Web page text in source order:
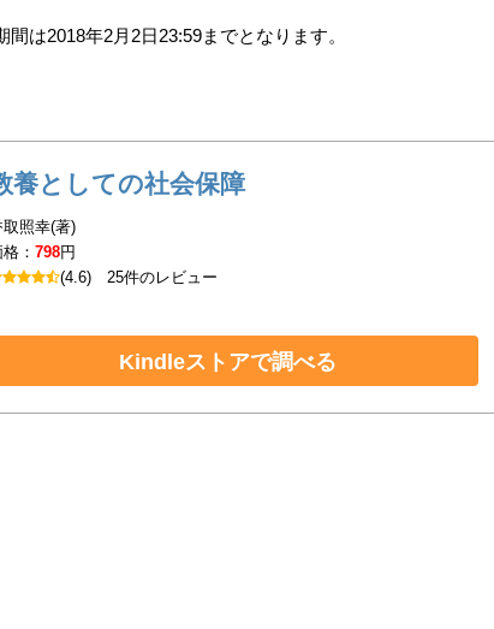
は2018年2月2日23:59までとなります。
養としての社会保障
取照幸(著)
格：798円
(4.6) 25件のレビュー
Kindleストアで調べる